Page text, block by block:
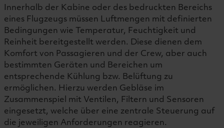
Innerhalb der Kabine oder des bedruckten Bereichs
eines Flugzeugs müssen Luftmengen mit definierten
Bedingungen wie Temperatur, Feuchtigkeit und
Reinheit bereitgestellt werden. Diese dienen dem
Komfort von Passagieren und der Crew, aber auch
bestimmten Geräten und Bereichen um
entsprechende Kühlung bzw. Belüftung zu
ermöglichen. Hierzu werden Gebläse im
Zusammenspiel mit Ventilen, Filtern und Sensoren
eingesetzt, welche über eine zentrale Steuerung auf
die jeweiligen Anforderungen reagieren.